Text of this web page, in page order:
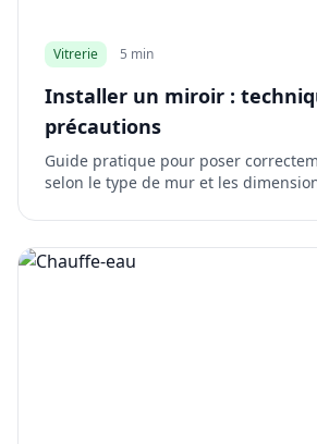
Vitrerie 5 min
Installer un miroir :
précautions
Guide pratique pour poser
selon le type de mur et les